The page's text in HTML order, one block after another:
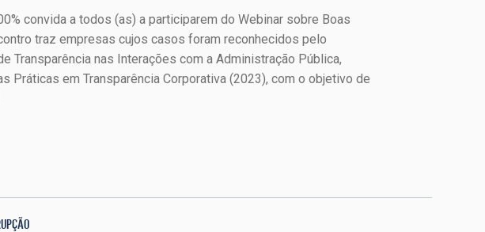
convida a todos (as) a participarem do Webinar sobre Boas
traz empresas cujos casos foram reconhecidos pelo
Transparência nas Interações com a Administração Pública,
Práticas em Transparência Corporativa (2023), com o objetivo de